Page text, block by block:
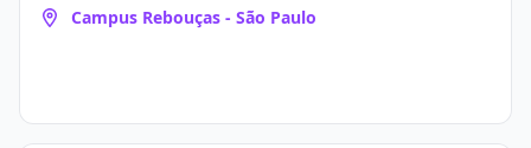
Campus Rebouças - São Paulo